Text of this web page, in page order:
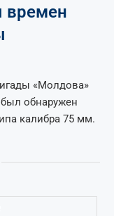
времен
«Молдова»
обнаружен
калибра 75 мм.